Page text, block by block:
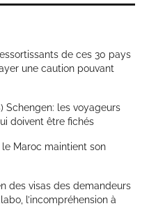
de ces 30 pays
une caution pouvant
Schengen: les voyageurs
doivent être fichés
Maroc maintient son
des visas des demandeurs
l’incompréhension à